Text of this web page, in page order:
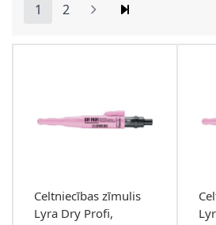
You're currently reading page
1 Lapa
2
Celtniecības zīmulis
Lyra Dry Profi,